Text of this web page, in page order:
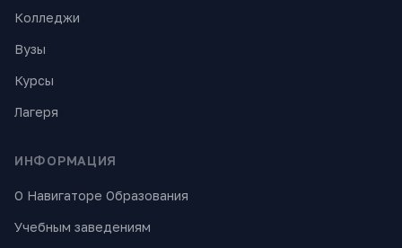
Колледжи
Вузы
Курсы
Лагеря
ИНФОРМАЦИЯ
О Навигаторе Образования
Учебным заведениям